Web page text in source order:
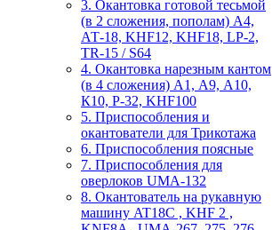
3. Окантовка готовой тесьмой
(в 2 сложения, пополам) А4,
АТ-18, KHF12, KHF18, LP-2,
TR-15 / S64
4. Окантовка нарезным кантом
(в 4 сложения) А1, А9, А10,
К10, Р-32, KHF100
5. Приспособления и
окантователи для Трикотажа
6. Приспособления поясные
7. Приспособления для
оверлоков UMA-132
8. Окантователь на рукавную
машину AT18C , KHF 2 ,